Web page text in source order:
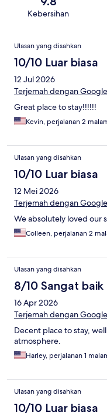
Kebersihan
Ulasan
Ulasan yang disahkan
10/10 Luar biasa
12 Jul 2026
Terjemah dengan Google
Great place to stay!!!!!!
Kevin, perjalanan 2
Ulasan yang disahkan
10/10 Luar biasa
12 Mei 2026
Terjemah dengan Google
We absolutely loved our
Colleen, perjalanan 2
Ulasan yang disahkan
8/10 Sangat baik
16 Apr 2026
Terjemah dengan Google
Decent place to stay,
atmosphere.
Harley, perjalanan 1
Ulasan yang disahkan
10/10 Luar biasa